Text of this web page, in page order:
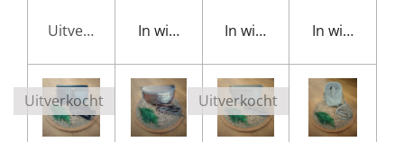
Uitverkocht In winkelwagenIn winkelwagen
In
Uitverkocht Uitverkocht